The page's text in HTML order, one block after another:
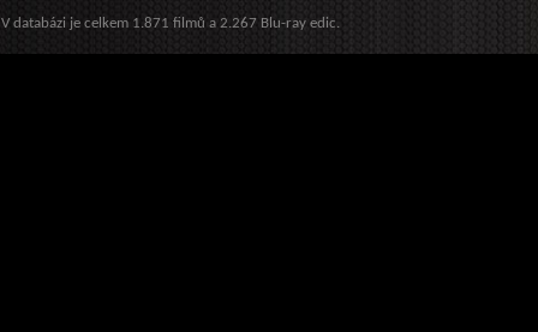
V databázi je celkem 1.871 filmů a 2.267 Blu-ray edic.